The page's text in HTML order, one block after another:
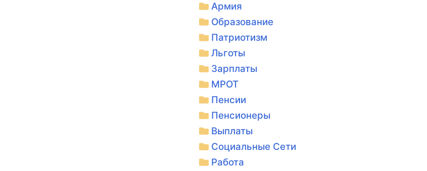
Армия
Образование
Патриотизм
Льготы
Зарплаты
МРОТ
Пенсии
Пенсионеры
Выплаты
Социальные Сети
Работа